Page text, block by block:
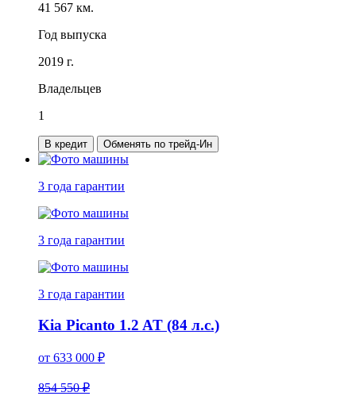
41 567 км.
Год выпуска
2019 г.
Владельцев
1
В кредит Обменять по трейд-Ин
3 года гарантии
3 года гарантии
3 года гарантии
Kia Picanto 1.2 AT (84 л.с.)
от 633 000 ₽
854 550 ₽